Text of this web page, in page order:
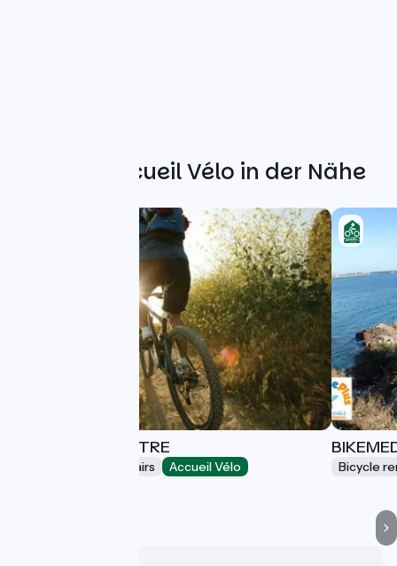
Weitere Accueil Vélo in der Nähe
GALEXIA BIEN-ÊTRE
Bicycle rentals/ repairs Accueil Vélo Bicycle